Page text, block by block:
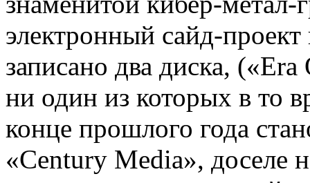
электронный сайд-
записано два диска,
ни один из которых в то
конце прошлого года
«Century Media», доселе